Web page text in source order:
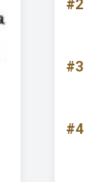
#2
#3
#4